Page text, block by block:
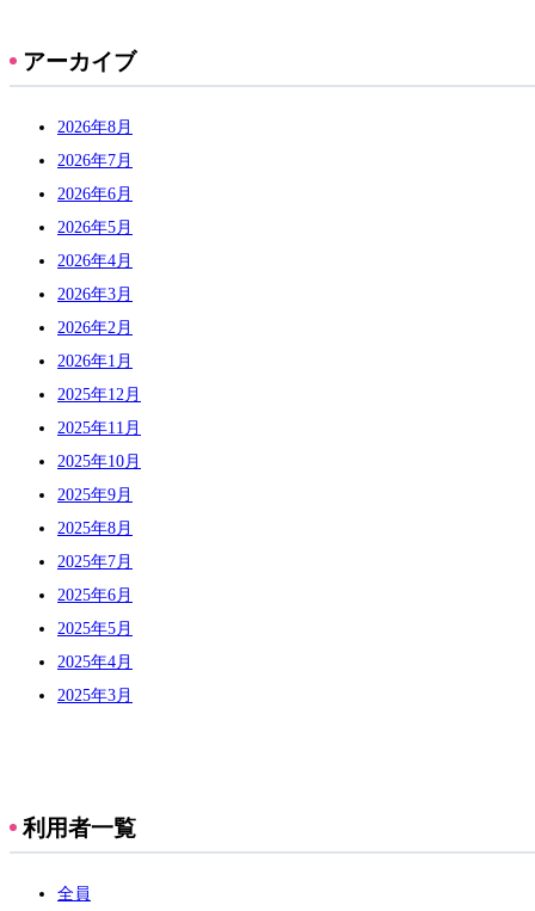
アーカイブ
2026年8月
2026年7月
2026年6月
2026年5月
2026年4月
2026年3月
2026年2月
2026年1月
2025年12月
2025年11月
2025年10月
2025年9月
2025年8月
2025年7月
2025年6月
2025年5月
2025年4月
2025年3月
利用者一覧
全員